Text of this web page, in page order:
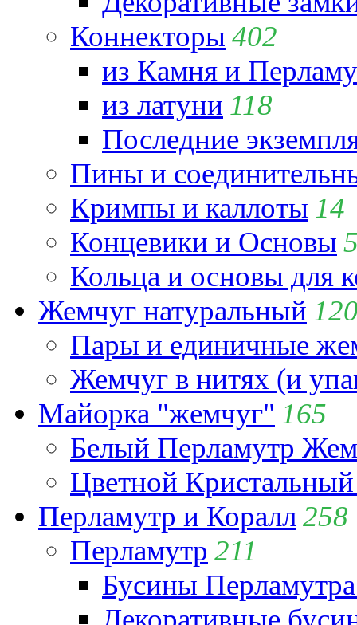
Коннекторы 402
из Камня и
из латуни 118
Последние
Пины и
Кримпы и каллоты 14
Концевики и Основы
Кольца и основы для
Жемчуг натуральный
Пары и единичные
Жемчуг в нитях (и
Майорка "жемчуг" 165
Белый Перламутр
Цветной
Перламутр и Коралл258
Перламутр 211
Бусины